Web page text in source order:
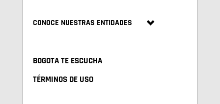
CONOCE NUESTRAS ENTIDADES
BOGOTA TE ESCUCHA
TÉRMINOS DE USO